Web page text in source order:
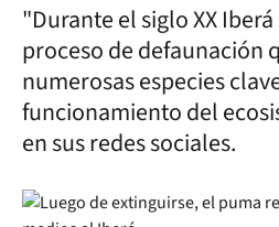
"Durante el siglo XX
proceso de defaunación
numerosas especies
funcionamiento del
en sus redes sociales.